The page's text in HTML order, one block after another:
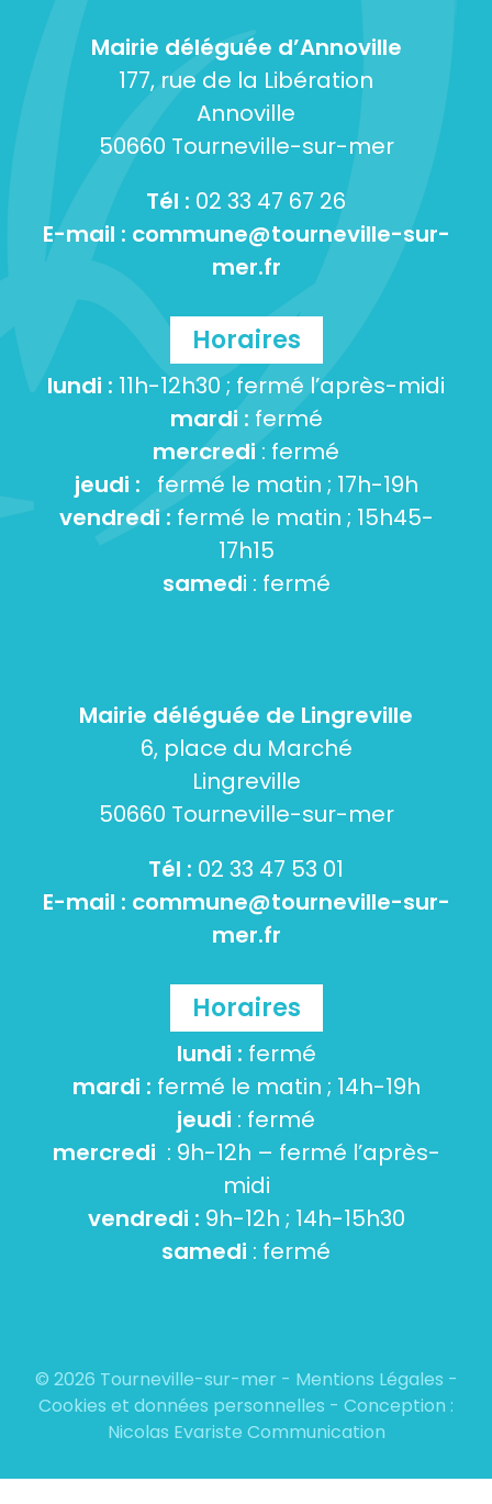
Mairie déléguée d’Annoville
177, rue de la Libération
Annoville
50660 Tourneville-sur-mer
Tél : 02 33 47 67 26
E-mail : commune@tourneville-sur-
mer.fr
Horaires
lundi : 11h-12h30 ; fermé l’après-midi
mardi : fermé
mercredi : fermé
jeudi : fermé le matin ; 17h-19h
vendredi : fermé le matin ; 15h45-
17h15
samedi : fermé
Mairie déléguée de Lingreville
6, place du Marché
Lingreville
50660 Tourneville-sur-mer
Tél : 02 33 47 53 01
E-mail : commune@tourneville-sur-
mer.fr
Horaires
lundi : fermé
mardi : fermé le matin ; 14h-19h
jeudi : fermé
mercredi : 9h-12h – fermé l’après-
midi
vendredi : 9h-12h ; 14h-15h30
samedi : fermé
© 2026 Tourneville-sur-mer - Mentions Légales -
Cookies et données personnelles - Conception :
Nicolas Evariste Communication